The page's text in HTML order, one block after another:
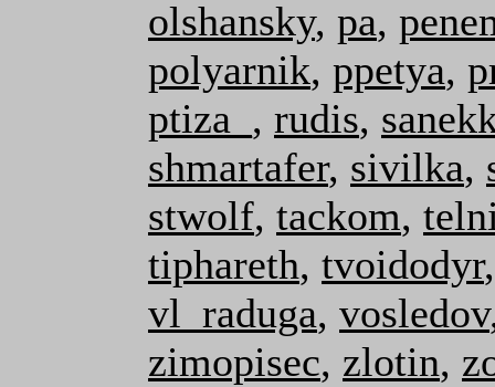
olshansky, pa,
polyarnik, ppetya,
ptiza_ , rudis,
shmartafer, sivilka,
stwolf, tackom,
tiphareth, tvoidodyr
vl_raduga, vosledov
zimopisec, zlotin,